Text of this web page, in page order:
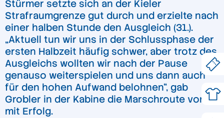
Stürmer setzte sich an der Kieler
Strafraumgrenze gut durch und erzielte nach
einer halben Stunde den Ausgleich (31.).
„Aktuell tun wir uns in der Schlussphase der
ersten Halbzeit häufig schwer, aber trotz des
Ausgleichs wollten wir nach der Pause
genauso weiterspielen und uns dann auch
für den hohen Aufwand belohnen“, gab
Grobler in der Kabine die Marschroute vor –
mit Erfolg.